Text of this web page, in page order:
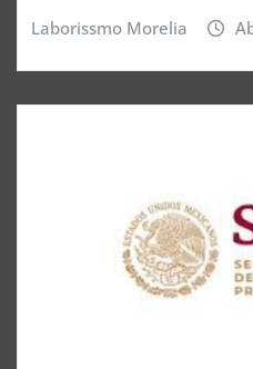
Laborissmo Morelia